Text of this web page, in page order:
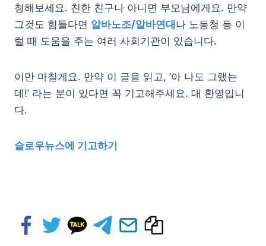
청해보세요. 친한 친구나 아니면 부모님에게요. 만약
그것도 힘들다면 알바노조/알바연대 나 노동청 등 이
럴 때 도움을 주는 여러 사회기관이 있습니다.
이만 마칠게요. 만약 이 글을 읽고, ‘아 나도 그랬는
데!’ 라는 분이 있다면 꼭 기고해주세요. 대 환영입니
다.
슬로우뉴스에 기고하기